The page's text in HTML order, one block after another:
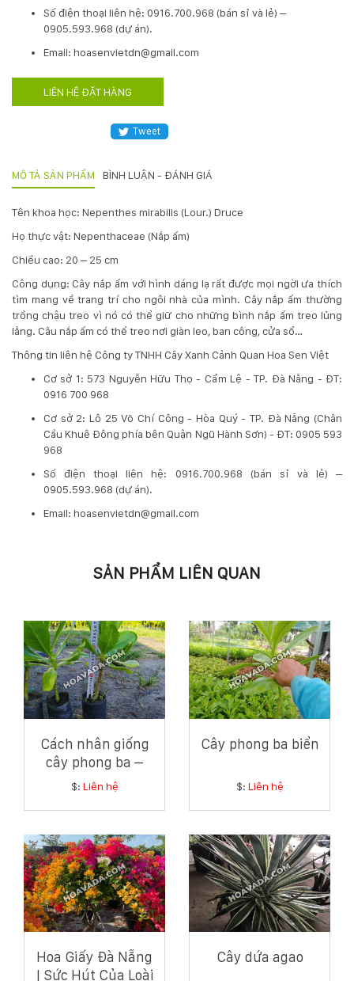
hoasenvietdn@gmail.com
573
Nguyễn
Lệ
-
Đà
132
-
168
Võ
Công
​Số điện thoại liên hệ: 0916.700.968 (bán sỉ và lẻ) –
0905.593.968 (dự án).
Email: hoasenvietdn@gmail.com
LIÊN HỆ ĐẶT HÀNG
Tweet
MÔ TẢ SẢN PHẨM BÌNH LUẬN - ĐÁNH GIÁ
Tên khoa học: Nepenthes mirabilis (Lour.) Druce
Họ thực vật: Nepenthaceae (Nắp ấm)
Chiều cao: 20 – 25 cm
Công dụng: Cây nắp ấm với hình dáng lạ rất được mọi ngời ưa thích
tìm mang về trang trí cho ngôi nhà của mình. Cây nắp ấm thường
trồng chậu treo vì nó có thể giữ cho những bình nắp ấm treo lủng
lẳng. Câu nắp ấm có thể treo nơi giàn leo, ban công, cửa sổ…
Thông tin liên hệ Công ty TNHH Cây Xanh Cảnh Quan Hoa Sen Việt
Cơ sở 1: 573 Nguyễn Hữu Thọ - Cẩm Lệ - TP. Đà Nẵng - ĐT:
0916 700 968
Cơ sở 2: Lô 25 Võ Chí Công - Hòa Quý - TP. Đà Nẵng (Chân
Cầu Khuê Đông phía bên Quận Ngũ Hành Sơn) - ĐT: 0905 593
968
​Số điện thoại liên hệ: 0916.700.968 (bán sỉ và lẻ) –
0905.593.968 (dự án).
Email: hoasenvietdn@gmail.com
SẢN PHẨM LIÊN QUAN
Cách nhân giống
cây phong ba –
Hướng dẫn chi tiết
xanh ven biển
$: Liên hệ
Cây phong ba biển
$: Liên hệ
Hoa Giấy Đà Nẵng
| Sức Hút Của Loài
Cây dứa agao